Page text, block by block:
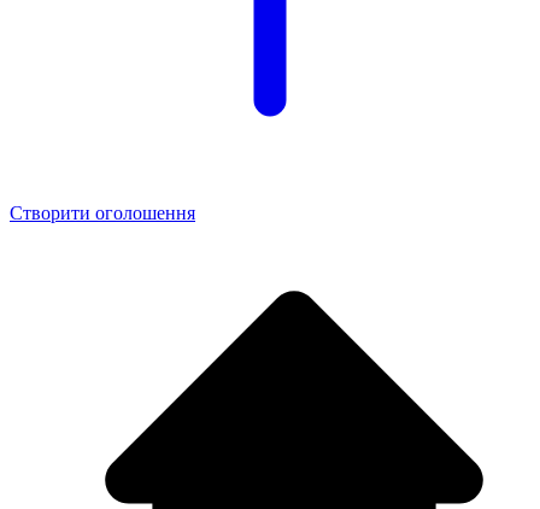
Створити оголошення